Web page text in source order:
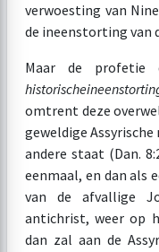
verwoesting van
de ineenstorting van
Maar de
historische
omtrent deze
geweldige
andere staat (Dan.
eenmaal, en dan als
van de afvallige
antichrist, weer op
dan zal aan de